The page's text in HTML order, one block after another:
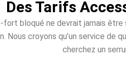
Des Tarifs
bloqué ne devrait jamais
Nous croyons qu’un service
cherchez un